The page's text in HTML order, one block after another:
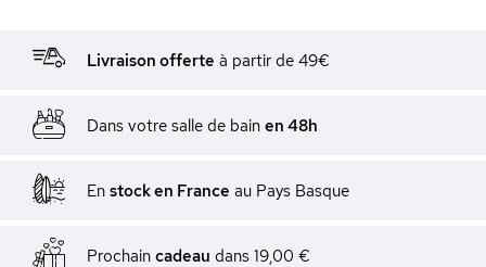
Livraison offerte à partir de 49€
Dans votre salle de bain en 48h
En stock en France au Pays Basque
Prochain cadeau dans 19,00 €